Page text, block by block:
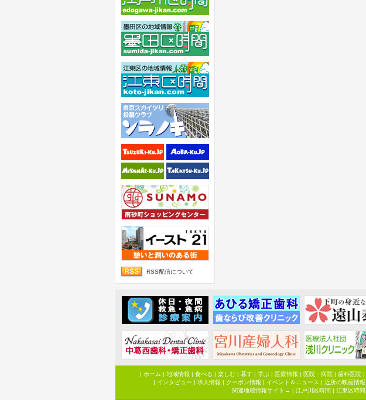
RSS配信について
| ホーム | 地域情報 | 食べる | 楽しむ| 暮す| 学ぶ| 医療情報 | 医院・病院| 歯科医院|
| インタビュー | 求人情報 | クーポン情報 | イベント＆ニュース | 近所の映画情報
関連地域情報サイト→ | 江戸川区時間 | 江東区時間